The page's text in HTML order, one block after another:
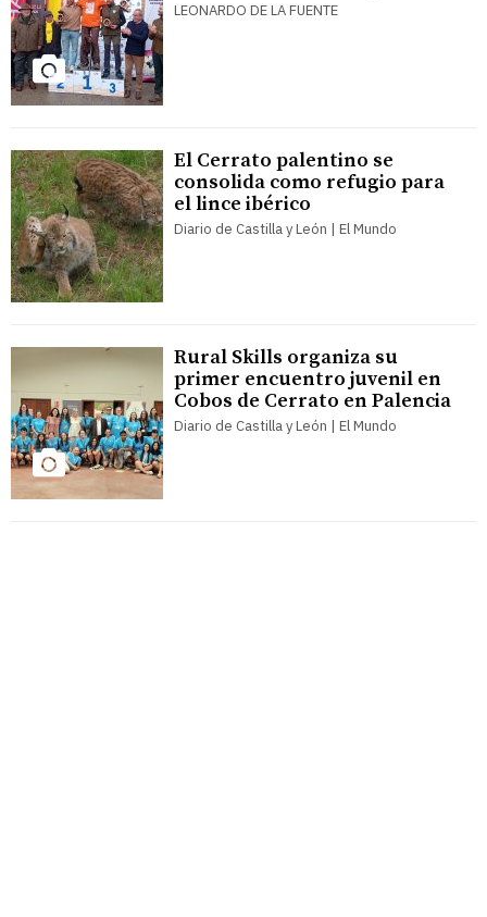
LEONARDO DE LA FUENTE
El Cerrato palentino se
consolida como refugio para
el lince ibérico
Diario de Castilla y León | El Mundo
Rural Skills organiza su
primer encuentro juvenil en
Cobos de Cerrato en Palencia
Diario de Castilla y León | El Mundo